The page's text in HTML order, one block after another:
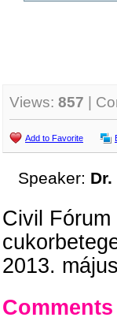
Views: 857 |
Add to Favorite
Speaker:
Civil
2013.
Comments